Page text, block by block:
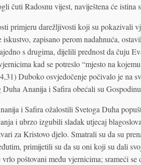
čuti Radosnu vijest, naviještena će istina
primjeru darežljivosti koji su pokazivali
zapisano perom nadahnuća,
s drugima, dijelili prednost da čuju
kad se potreslo “mjesto na
Duboko osvjedočenje počivalo je na
Ananija i Safira obećali su
i Safira ožalostili Svetoga Duha
i ubrzo izgubili sladak utjecaj
za Kristovo djelo. Smatrali su da su
primijetili su da su oni koji su dali
vrlo poštovani među vjernicima; srameći